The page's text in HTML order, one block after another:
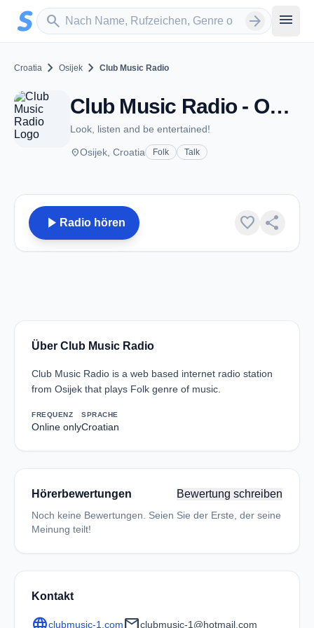
Zum Hauptinhalt springen
search
Sender suchen arrow_forward menu
Croatia chevron_right Osijek chevron_right Club Music Radio
Club Music Radio - Osijek
Look, listen and be entertained!
placeOsijek, Croatia Folk Talk
play_arrow Radio hören favorite share
Über Club Music Radio
Club Music Radio is a web based internet radio station
from Osijek that plays Folk genre of music.
FREQUENZ
Online only
SPRACHE
Croatian
Hörerbewertungen Bewertung schreiben
Noch keine Bewertungen. Seien Sie der Erste, der seine
Meinung teilt!
Kontakt
clubmusic-1.com clubmusic-1@hotmail.com